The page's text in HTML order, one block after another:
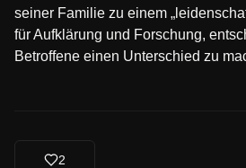
seiner Familie zu einem
für Aufklärung und Forschung,
Betroffene einen Unterschied zu
2